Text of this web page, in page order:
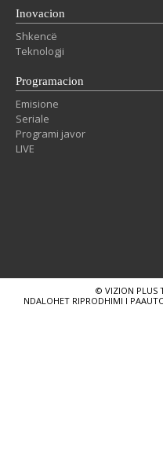
Inovacion
Shkencë
Teknologji
Programacion
Emisione
Seriale
Programi javor
LIVE
© VIZION PLUS
NDALOHET RIPRODHIMI I